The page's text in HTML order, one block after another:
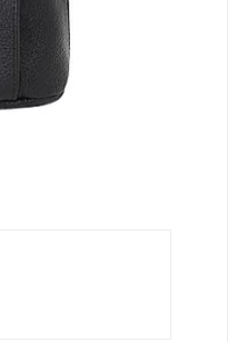
об оплате Плайтом